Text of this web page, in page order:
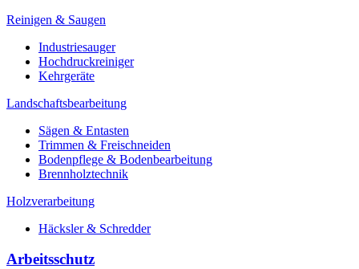
Reinigen & Saugen
Industriesauger
Hochdruckreiniger
Kehrgeräte
Landschaftsbearbeitung
Sägen & Entasten
Trimmen & Freischneiden
Bodenpflege & Bodenbearbeitung
Brennholztechnik
Holzverarbeitung
Häcksler & Schredder
Arbeitsschutz